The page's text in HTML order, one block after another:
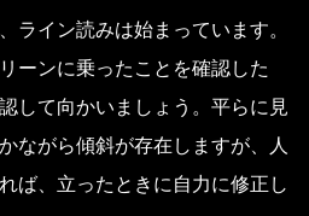
ライン読みは始まっています。
ーンに乗ったことを確認した
して向かいましょう。平らに見
ながら傾斜が存在しますが、人
ば、立ったときに自力に修正し